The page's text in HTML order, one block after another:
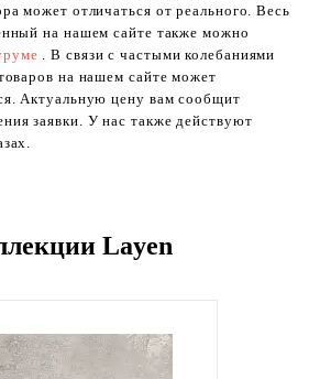
может отличаться от реального. Весь
на нашем сайте также можно
. В связи с частыми колебаниями
на нашем сайте может
Актуальную цену вам сообщит
заявки. У нас также действуют
Layen